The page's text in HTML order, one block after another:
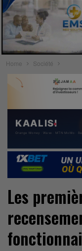
Home Société
Les